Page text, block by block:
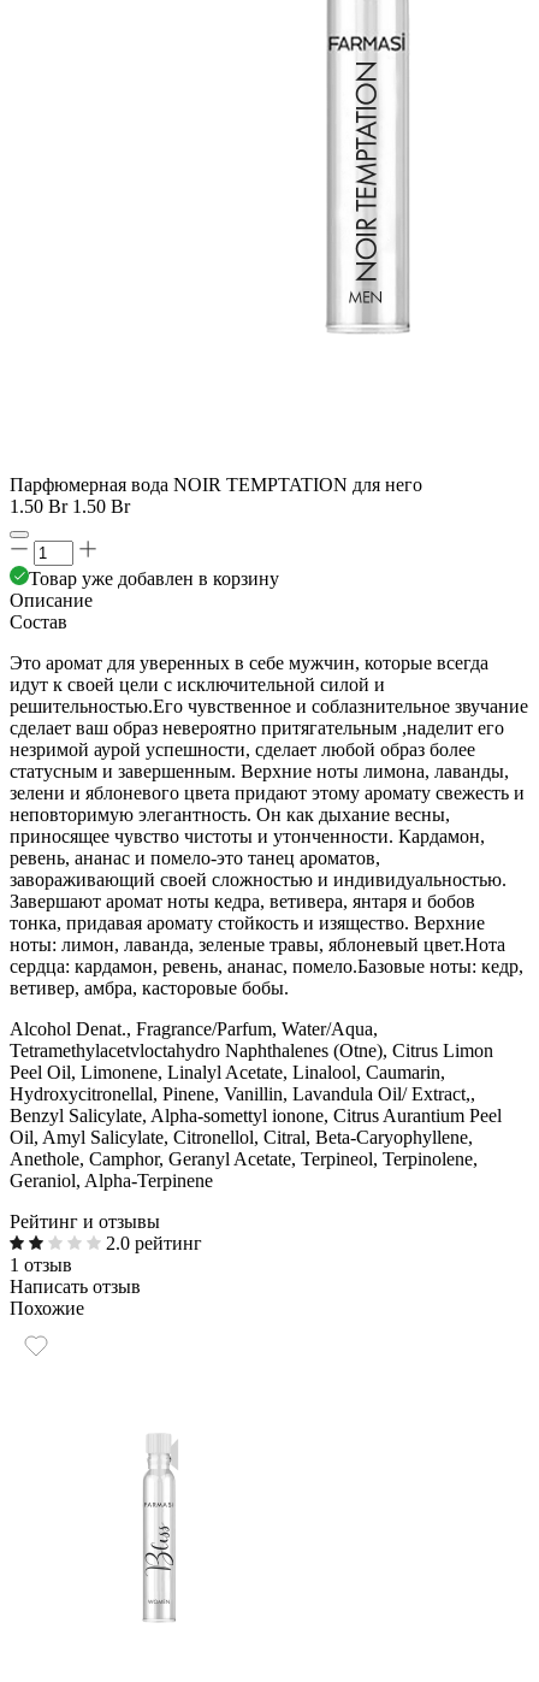
Парфюмерная вода NOIR TEMPTATION для него
1.50 Br 1.50 Br
Товар уже добавлен в корзину
Описание
Состав
Это аромат для уверенных в себе мужчин, которые всегда
идут к своей цели с исключительной силой и
решительностью.Его чувственное и соблазнительное звучание
сделает ваш образ невероятно притягательным ,наделит его
незримой аурой успешности, сделает любой образ более
статусным и завершенным. Верхние ноты лимона, лаванды,
зелени и яблоневого цвета придают этому аромату свежесть и
неповторимую элегантность. Он как дыхание весны,
приносящее чувство чистоты и утонченности. Кардамон,
ревень, ананас и помело-это танец ароматов,
завораживающий своей сложностью и индивидуальностью.
Завершают аромат ноты кедра, ветивера, янтаря и бобов
тонка, придавая аромату стойкость и изящество. Верхние
ноты: лимон, лаванда, зеленые травы, яблоневый цвет.Нота
сердца: кардамон, ревень, ананас, помело.Базовые ноты: кедр,
ветивер, амбра, касторовые бобы.
Alcohol Denat., Fragrance/Parfum, Water/Aqua,
Tetramethylacetvloctahydro Naphthalenes (Otne), Citrus Limon
Peel Oil, Limonene, Linalyl Acetate, Linalool, Caumarin,
Hydroxycitronellal, Pinene, Vanillin, Lavandula Oil/ Extract,,
Benzyl Salicylate, Alpha-somettyl ionone, Citrus Aurantium Peel
Oil, Amyl Salicylate, Citronellol, Citral, Beta-Caryophyllene,
Anethole, Camphor, Geranyl Acetate, Terpineol, Terpinolene,
Geraniol, Alpha-Terpinene
Рейтинг и отзывы
2.0 рейтинг
1 отзыв
Написать отзыв
Похожие